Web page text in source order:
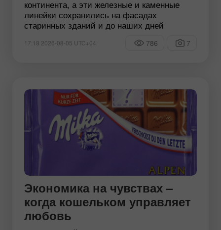
континента, а эти железные и каменные
линейки сохранились на фасадах
старинных зданий и до наших дней
17:18 2026-08-05 UTC+04 786 7
Экономика на чувствах –
когда кошельком управляет
любовь